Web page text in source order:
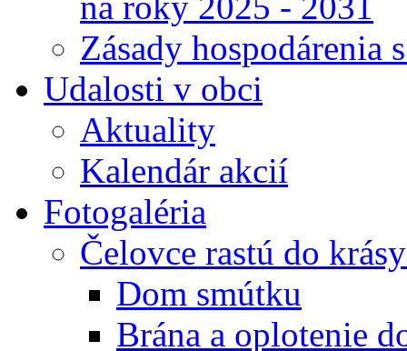
Zásady hospodárenia
Udalosti v obci
Aktuality
Kalendár akcií
Fotogaléria
Čelovce rastú do
Dom smútku
Brána a oplotenie